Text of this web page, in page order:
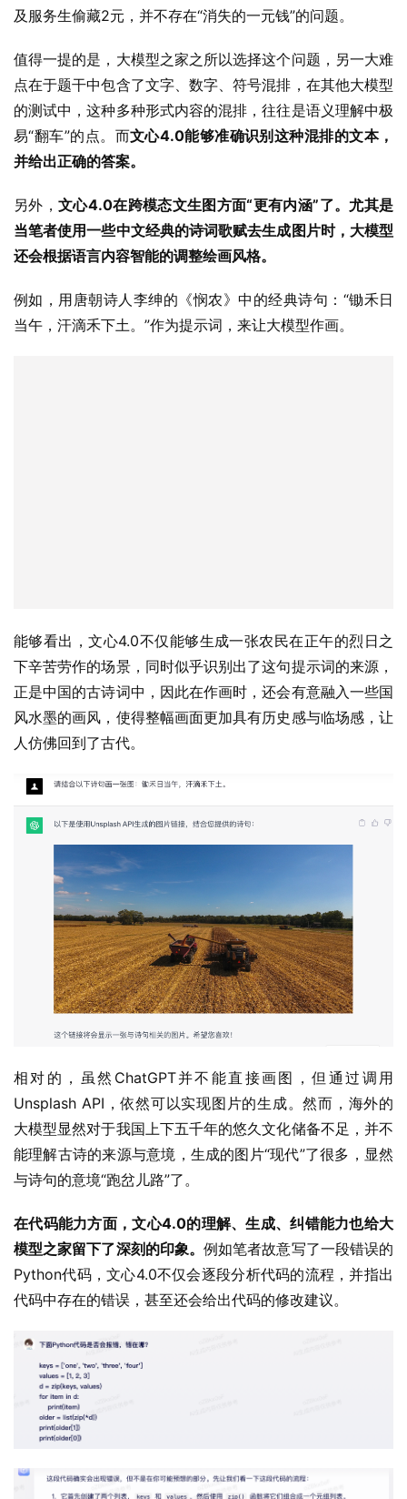
及服务生偷藏2元，并不存在“消失的一元钱”的问题。
值得一提的是，大模型之家之所以选择这个问题，另一大难
点在于题干中包含了文字、数字、符号混排，在其他大模型
的测试中，这种多种形式内容的混排，往往是语义理解中极
易“翻车”的点。而文心4.0能够准确识别这种混排的文本，
并给出正确的答案。
另外，文心4.0在跨模态文生图方面“更有内涵”了。尤其是
当笔者使用一些中文经典的诗词歌赋去生成图片时，大模型
还会根据语言内容智能的调整绘画风格。
例如，用唐朝诗人李绅的《悯农》中的经典诗句：“锄禾日
当午，汗滴禾下土。”作为提示词，来让大模型作画。
能够看出，文心4.0不仅能够生成一张农民在正午的烈日之
下辛苦劳作的场景，同时似乎识别出了这句提示词的来源，
正是中国的古诗词中，因此在作画时，还会有意融入一些国
风水墨的画风，使得整幅画面更加具有历史感与临场感，让
人仿佛回到了古代。
相对的，虽然ChatGPT并不能直接画图，但通过调用
Unsplash API，依然可以实现图片的生成。然而，海外的
大模型显然对于我国上下五千年的悠久文化储备不足，并不
能理解古诗的来源与意境，生成的图片“现代”了很多，显然
与诗句的意境“跑岔儿路”了。
在代码能力方面，文心4.0的理解、生成、纠错能力也给大
模型之家留下了深刻的印象。例如笔者故意写了一段错误的
Python代码，文心4.0不仅会逐段分析代码的流程，并指出
代码中存在的错误，甚至还会给出代码的修改建议。